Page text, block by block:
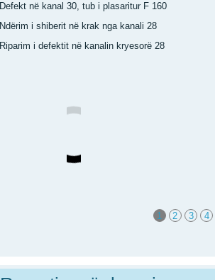
Defekt në kanal 30, tub i plasaritur F 160
Ndërim i shiberit në krak nga kanali 28
Riparim i defektit në kanalin kryesorë 28
1 2 3 4